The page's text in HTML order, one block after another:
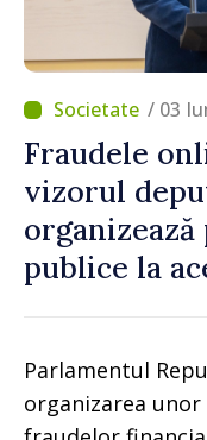
/ 03
Fraudele
vizorul
publice la
Parlamentul
organizarea